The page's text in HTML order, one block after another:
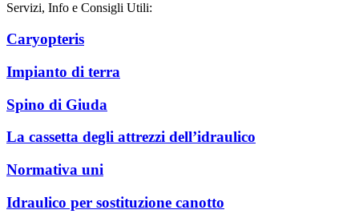
Servizi, Info e Consigli Utili:
Caryopteris
Impianto di terra
Spino di Giuda
La cassetta degli attrezzi dell’idraulico
Normativa uni
Idraulico per sostituzione canotto